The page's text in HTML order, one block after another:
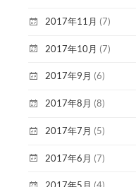
2017年11月 (7)
2017年10月 (7)
2017年9月 (6)
2017年8月 (8)
2017年7月 (5)
2017年6月 (7)